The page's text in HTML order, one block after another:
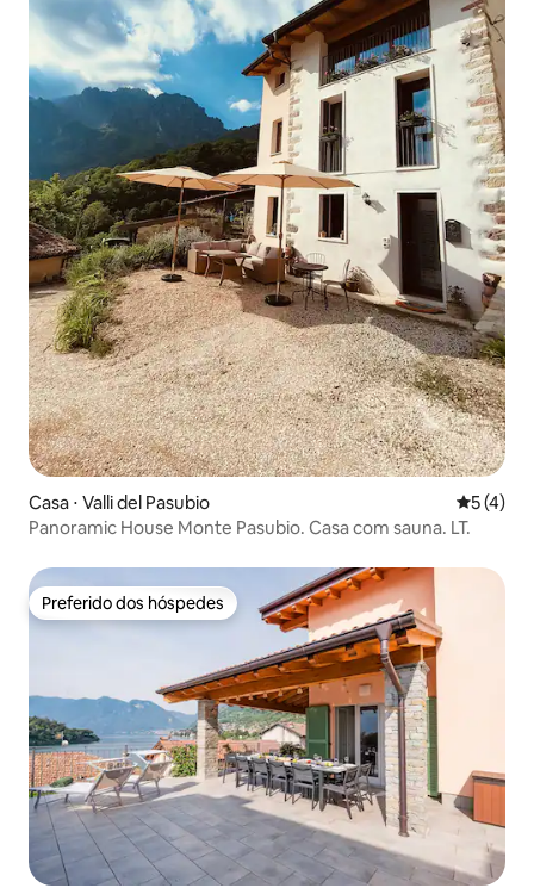
Casa ⋅ Valli del Pasubio 5 de
5 (4)
Panoramic House Monte Pasubio. Casa com sauna. LT.
Preferido dos hóspedes
Preferido dos hóspedes